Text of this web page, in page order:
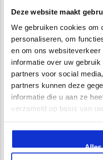
Deze website maakt
We gebruiken cookies om
personaliseren, om
en om ons
informatie over uw
partners voor social
partners kunnen deze
informatie die u aan ze
verzameld op basis van
Alles
Wij zijn VCA gecertificeerd
Waarom kiest u voor
Uitgebreide service en begeleiding
Zelf opgeleiden vakmensen in
UV- bestendige PU gietvloeren